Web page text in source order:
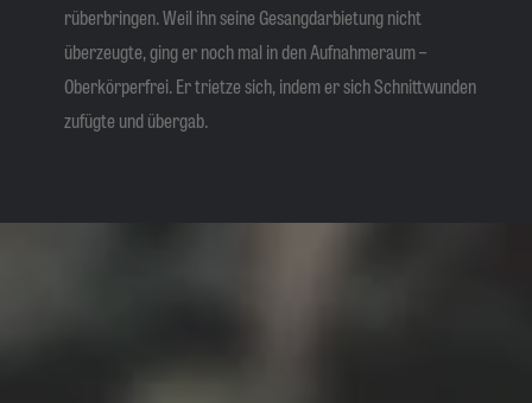
rüberbringen. Weil ihn seine Gesangdarbietung nicht
überzeugte, ging er noch mal in den Aufnahmeraum –
Oberkörperfrei. Er trietze sich, indem er sich Schnittwunden
zufügte und übergab.